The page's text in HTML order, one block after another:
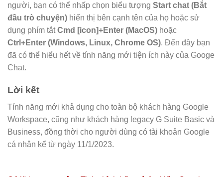
người, bạn có thể nhấp chọn biểu tượng Start chat (Bắt
đầu trò chuyện) hiển thị bên cạnh tên của họ hoặc sử
dụng phím tắtCmd [icon]+Enter (MacOS) hoặc
Ctrl+Enter (Windows, Linux, Chrome OS). Đến đây bạn
đã có thể hiểu hết về tính năng mới tiện ích này của Googe
Chat.
Lời kết
Tính năng mới khả dụng cho toàn bộ khách hàng Google
Workspace, cũng như khách hàng legacy G Suite Basic và
Business, đồng thời cho người dùng có tài khoản Google
cá nhân kể từ ngày 11/1/2023.